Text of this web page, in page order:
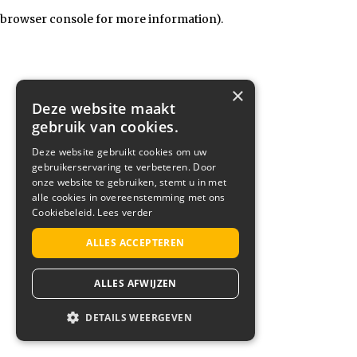
browser console for more information).
×
Deze website maakt
gebruik van cookies.
Deze website gebruikt cookies om uw
gebruikerservaring te verbeteren. Door
onze website te gebruiken, stemt u in met
alle cookies in overeenstemming met ons
Cookiebeleid. Lees verder
ALLES ACCEPTEREN
ALLES AFWIJZEN
DETAILS WEERGEVEN
STRIKT NOODZAKELIJK